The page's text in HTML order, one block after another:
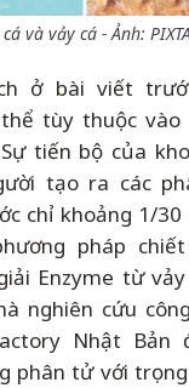
và vảy cá - Ảnh:
ở bài viết
tùy thuộc
tiến bộ của
tạo ra các
chỉ khoảng 1/30
pháp
Enzyme từ
nghiên cứu
Nhật Bản
phân tử với